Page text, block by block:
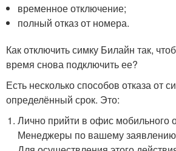
временное отключение;
полный отказ от номера.
Как отключить симку Билайн так,
время снова подключить ее?
Есть несколько способов отказа от
определённый срок. Это:
Лично прийти в офис мобильного
Менеджеры по вашему заявлению